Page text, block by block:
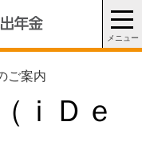
ご案内
ｉＤｅ